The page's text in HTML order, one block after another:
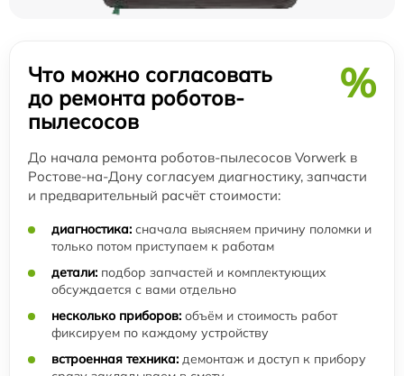
Что можно согласовать
до ремонта роботов-
пылесосов
%
До начала ремонта роботов-пылесосов Vorwerk в
Ростове-на-Дону согласуем диагностику, запчасти
и предварительный расчёт стоимости:
диагностика: сначала выясняем причину поломки и
только потом приступаем к работам
детали: подбор запчастей и комплектующих
обсуждается с вами отдельно
несколько приборов: объём и стоимость работ
фиксируем по каждому устройству
встроенная техника: демонтаж и доступ к прибору